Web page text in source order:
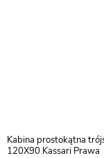
Kabina prostokątna trójścienna
120X90 Kassari Prawa